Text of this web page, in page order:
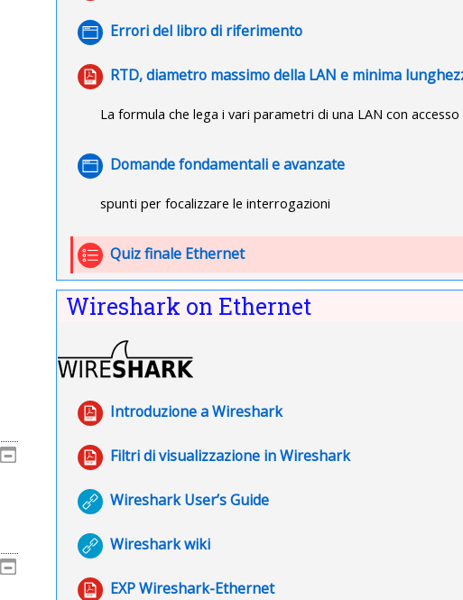
Errori del libro di riferimento
Pagina
RTD, diametro massimo della LAN e minima
La formula che lega i vari parametri di una LAN con accesso
Domande fondamentali e avanzate
Pagina
spunti per focalizzare le interrogazioni
Quiz finale Ethernet
Wireshark on Ethernet
Introduzione a Wireshark
URL
Filtri di visualizzazione in Wireshark
File
Wireshark User’s Guide
URL
Wireshark wiki
URL
EXP Wireshark-Ethernet
File